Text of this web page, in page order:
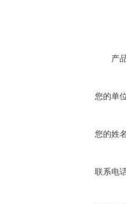
产
您的单
您的姓
联系电